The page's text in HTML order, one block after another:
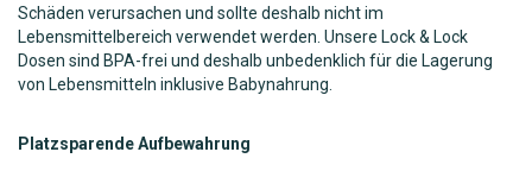
Schäden verursachen und sollte deshalb nicht im
Lebensmittelbereich verwendet werden. Unsere Lock & Lock
Dosen sind BPA-frei und deshalb unbedenklich für die Lagerung
von Lebensmitteln inklusive Babynahrung.
Platzsparende Aufbewahrung